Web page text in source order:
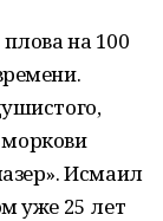
на 100
Исмаил
уже 25 лет